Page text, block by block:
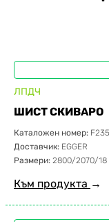
ЛПДЧ
ШИСТ СКИВАРО
Каталожен номер:
Доставчик: EGGER
Размери: 2800/2070/18
Към продукта →